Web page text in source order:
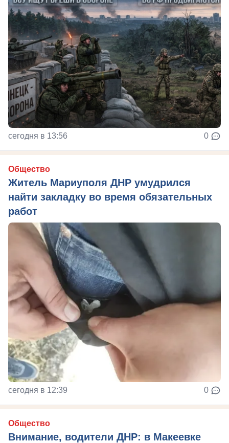
сегодня в 13:56 0
Общество
Житель Мариуполя ДНР умудрился
найти закладку во время обязательных
работ
сегодня в 12:39 0
Общество
Внимание, водители ДНР: в Макеевке